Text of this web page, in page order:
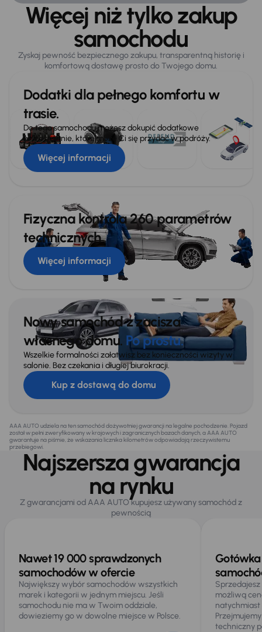
Więcej niż tylko zakup
samochodu
Zyskaj pewność bezpiecznego zakupu, transparentną historię i
komfortową dostawę prosto do Twojego domu.
Dodatki dla pełnego komfortu w
trasie.
Do tego samochodu możesz dokupić dodatkowe
wyposażenie, które może Ci się przydać w podróży.
Więcej informacji
Fizyczna kontrola 260 parametrów
technicznych
Więcej informacji
Nowy samochód z zacisza
własnego domu. Po prostu.
Wszelkie formalności załatwisz bez konieczności wizyty w
salonie. Bez czekania i długiej biurokracji.
Kup z dostawą do domu
AAA AUTO udziela na ten samochód dożywotniej gwarancji na legalne pochodzenie. Pojazd
został w pełni zweryfikowany w krajowych i zagranicznych bazach danych, a AAA AUTO
gwarantuje na piśmie, że wskazania licznika kilometrów odpowiadają rzeczywistemu
przebiegowi.
Najszersza gwarancja
na rynku
Z gwarancjami od AAA AUTO kupujesz używany samochód z
pewnością
Nawet 19 000 sprawdzonych
samochodów w ofercie
Największy wybór samochodów wszystkich
marek i kategorii w jednym miejscu. Jeśli
samochodu nie ma w Twoim oddziale,
dowieziemy go w dowolne miejsce w Polsce.
możliwą
techniczny